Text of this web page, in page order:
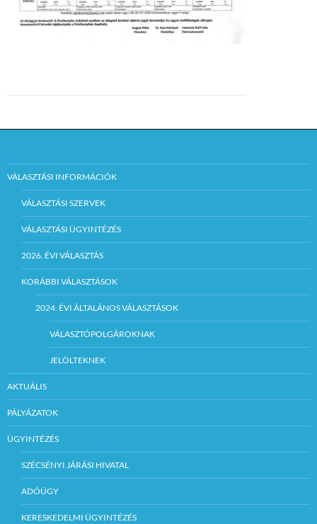
VÁLASZTÁSI INFORMÁCIÓK
VÁLASZTÁSI SZERVEK
VÁLASZTÁSI ÜGYINTÉZÉS
2026. ÉVI VÁLASZTÁS
KORÁBBI VÁLASZTÁSOK
2024. ÉVI ÁLTALÁNOS VÁLASZTÁSOK
VÁLASZTÓPOLGÁROKNAK
JELÖLTEKNEK
AKTUÁLIS
PÁLYÁZATOK
ÜGYINTÉZÉS
SZÉCSÉNYI JÁRÁSI HIVATAL
ADÓÜGY
KERESKEDELMI ÜGYINTÉZÉS